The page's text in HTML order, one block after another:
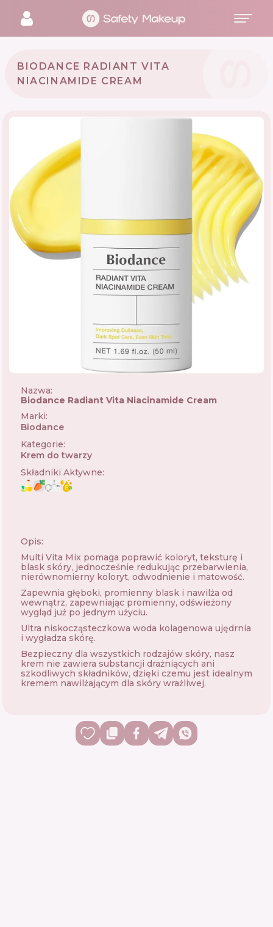
BIODANCE RADIANT VITA
NIACINAMIDE CREAM
Nazwa:
Biodance Radiant Vita Niacinamide Cream
Marki:
Biodance
Kategorie:
Krem do twarzy
Składniki Aktywne:
Opis:
Multi Vita Mix pomaga poprawić koloryt, teksturę i
blask skóry, jednocześnie redukując przebarwienia,
nierównomierny koloryt, odwodnienie i matowość.
Zapewnia głęboki, promienny blask i nawilża od
wewnątrz, zapewniając promienny, odświeżony
wygląd już po jednym użyciu.
Ultra niskocząsteczkowa woda kolagenowa ujędrnia
i wygładza skórę.
Bezpieczny dla wszystkich rodzajów skóry, nasz
krem ​​nie zawiera substancji drażniących ani
szkodliwych składników, dzięki czemu jest idealnym
kremem nawilżającym dla skóry wrażliwej.